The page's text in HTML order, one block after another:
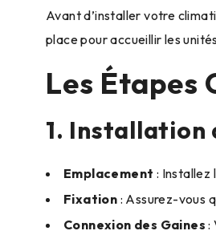
Avant d’installer votre
place pour accueillir les
Les Étapes
1. Installation
Emplacement : Installez
Fixation : Assurez-vous
Connexion des Gaines :